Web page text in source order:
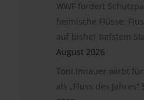
WWF fordert
heimische Flüsse:
auf bisher tiefstem
August 2026
Toni Innauer wirbt für
als „Fluss des Jahres“